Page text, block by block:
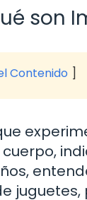
son
Contenido